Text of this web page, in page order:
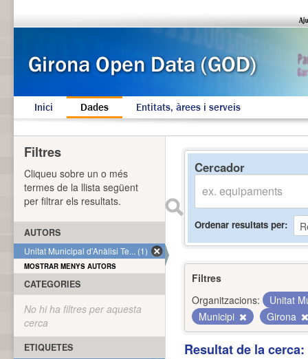
Inici Dades Entitats, àrees i serveis
Cercador
Ordenar resultats per
Filtres
Organitzacions:
Unitat
Municipi
Girona
Resultat de la
Filtres
Cliqueu sobre un o més
termes de la llista següent
per filtrar els resultats.
AUTORS
Unitat Municipal d'Anàlisi Te... (1)
MOSTRAR MENYS AUTORS
CATEGORIES
No hi ha filtres per aquesta
cerca
ETIQUETES